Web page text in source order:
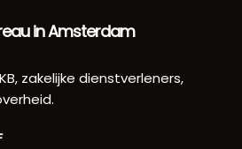
in Amsterdam
zakelijke dienstverleners,